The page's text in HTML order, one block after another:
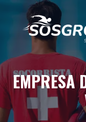
contenido
EMPRESA